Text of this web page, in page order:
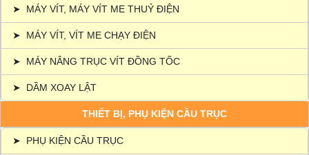
➤ MÁY VÍT, MÁY VÍT ME THUỶ ĐIỆN
➤ MÁY VÍT, VÍT ME CHẠY ĐIỆN
➤ MÁY NÂNG TRỤC VÍT ĐỒNG TỐC
➤ DẦM XOAY LẬT
THIẾT BỊ, PHỤ KIỆN CẦU TRỤC
➤ PHỤ KIỆN CẦU TRỤC